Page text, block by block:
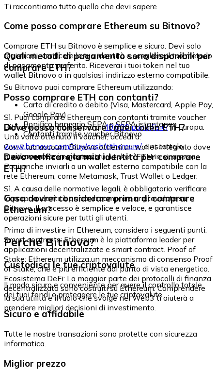
Ti raccontiamo tutto quello che devi sapere
Come posso comprare Ethereum su Bitnovo?
Comprare ETH su Bitnovo è semplice e sicuro. Devi solo
registrarti, verificare la tua identità e scegliere il tuo metodo
di pagamento preferito. Riceverai i tuoi token nel tuo
wallet Bitnovo o in qualsiasi indirizzo esterno compatibile.
Quali metodi di pagamento sono disponibili per
comprare ETH?
Su Bitnovo puoi comprare Ethereum utilizzando:
Carta di credito o debito (Visa, Mastercard, Apple Pay,
Google Pay)
Bonifico bancario SEPA o SEPA istantaneo
Contanti tramite voucher Bitnovo
Posso comprare ETH con contanti?
Sì. Puoi comprare Ethereum con contanti tramite voucher
Bitnovo, disponibili in più di40.000 punti fisiciin Europa.
Una volta ottenuto il voucher, accedi a:
www.bitnovo.com/buy/cash/ethereum/e riscattalo
rapidamente e in sicurezza.
Dove posso conservare i miei token ETH?
Con il tuo account Bitnovo ottieni un wallet integrato dove
puoi conservare e gestire i tuoi token ETH in sicurezza.
Puoi anche inviarli a un wallet esterno compatibile con la
rete Ethereum, come Metamask, Trust Wallet o Ledger.
Devo verificare la mia identità per comprare
ETH?
Sì. A causa delle normative legali, è obbligatorio verificare
la propria identità prima di comprare criptovalute su
Bitnovo. Il processo è semplice e veloce, e garantisce
operazioni sicure per tutti gli utenti.
Cosa dovrei considerare prima di comprare
Ethereum?
Prima di investire in Ethereum, considera i seguenti punti:
Smart contracts: Ethereum è la piattaforma leader per
applicazioni decentralizzate e smart contract. Proof of
Stake: Ethereum utilizza un meccanismo di consenso Proof
of Stake, che è più efficiente dal punto di vista energetico.
Ecosistema DeFi: La maggior parte dei protocolli di finanza
decentralizzata sono costruiti su Ethereum. Comprendere
la sua utilità e il ruolo che svolge nel Web3 ti aiuterà a
prendere migliori decisioni di investimento.
Perché Bitnovo?
Custodisci le tue criptovalute
Il modo sicuro e conveniente per avere il controllo totale
dei tuoi fondi e proteggere le tue criptovalute.
Sicuro e affidabile
Tutte le nostre transazioni sono protette con sicurezza
informatica.
Miglior prezzo